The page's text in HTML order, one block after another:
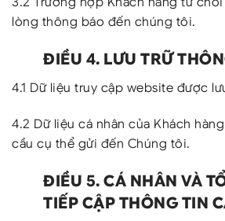
lòng thông báo đến chúng tôi.
ĐIỀU 4. LƯU TRỮ
4.1 Dữ liệu truy cập website được
4.2 Dữ liệu cá nhân của Khách
cầu cụ thể gửi đến Chúng tôi.
ĐIỀU 5. CÁ NHÂN VÀ
TIẾP CẬP THÔNG TIN